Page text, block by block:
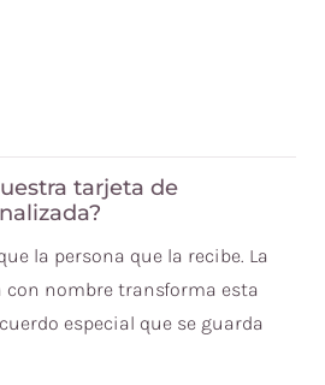
tarjeta de
la persona que la recibe. La
con nombre transforma esta
especial que se guarda